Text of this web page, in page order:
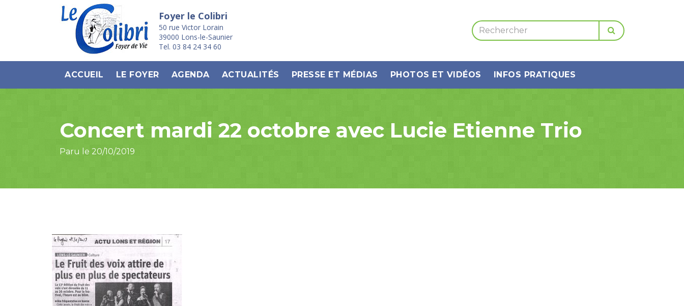
Foyer le Colibri
50 rue Victor Lorain
39000 Lons-le-Saunier
Tel. 03 84 24 34 60
ACCUEIL LE FOYER AGENDA ACTUALITÉS PRESSE ET MÉDIAS PHOTOS ET VIDÉOS INFOS PRATIQUES
Concert mardi 22 octobre avec Lucie Etienne Trio
Paru le 20/10/2019